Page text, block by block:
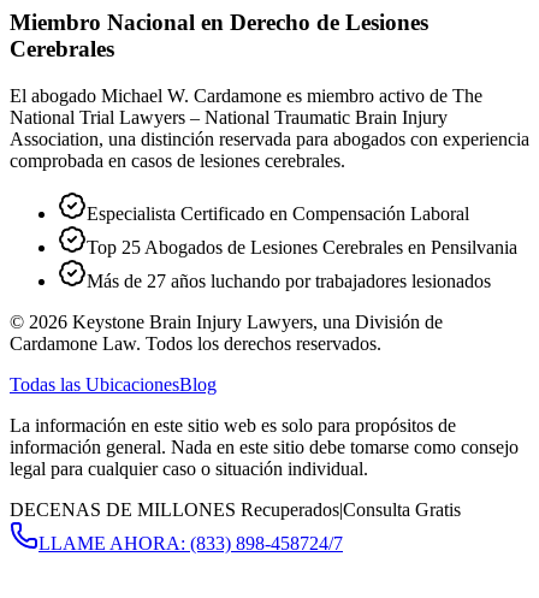
Miembro Nacional en Derecho de Lesiones
Cerebrales
El abogado Michael W. Cardamone es miembro activo de The
National Trial Lawyers – National Traumatic Brain Injury
Association, una distinción reservada para abogados con experiencia
comprobada en casos de lesiones cerebrales.
Especialista Certificado en Compensación Laboral
Top 25 Abogados de Lesiones Cerebrales en Pensilvania
Más de 27 años luchando por trabajadores lesionados
© 2026 Keystone Brain Injury Lawyers, una División de
Cardamone Law. Todos los derechos reservados.
Todas las UbicacionesBlog
La información en este sitio web es solo para propósitos de
información general. Nada en este sitio debe tomarse como consejo
legal para cualquier caso o situación individual.
DECENAS DE MILLONES Recuperados|Consulta Gratis
LLAME AHORA: (833) 898-458724/7